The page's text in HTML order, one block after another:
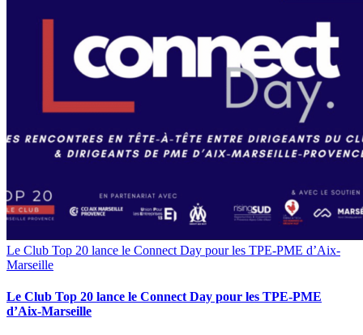
Le Club Top 20 lance le Connect Day pour les TPE-PME d’Aix-
Marseille
Le Club Top 20 lance le Connect Day pour les TPE-PME
d’Aix-Marseille